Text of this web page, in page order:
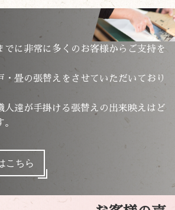
でに非常に多くのお客様からご支持を
・畳の張替えをさせていただいており
人達が手掛ける張替えの出来映えはど
こちら